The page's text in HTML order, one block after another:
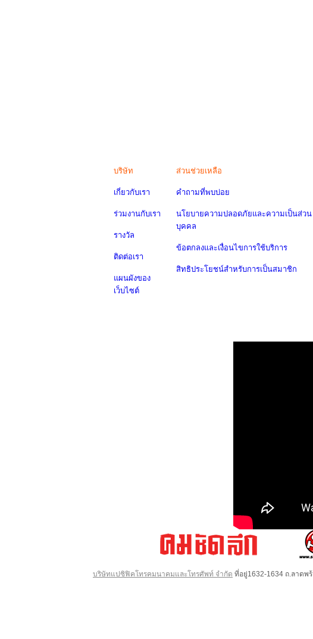
บริษัท
เกี่ยวกับเรา
ร่วมงานกับเรา
รางวัล
ติดต่อเรา
แผนผังของ
เว็บไซต์
ส่วนช่วยเหลือ
คำถามที่พบบ่อย
นโยบายความปลอดภัยและความเป็นส่วน
บุคคล
ข้อตกลงและเงื่อนไขการใช้บริการ
สิทธิประโยชน์สำหรับการเป็นสมาชิก
บริษัทแปซิฟิคโทรคมนาคมและโทรศัพท์ จำกัด ที่อยู่1632-1634 ถ.ลาดพ